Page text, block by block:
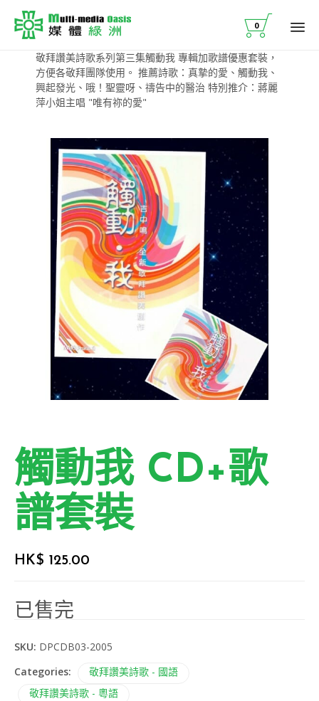

0
敬拜讚美詩歌系列第三集觸動我 專輯加歌譜優惠套裝，
方便各敬拜團隊使用。 推薦詩歌：真摯的愛、觸動我、
興起發光、哦！聖靈呀、禱告中的醫治 特別推介：蔣麗
萍小姐主唱 "唯有祢的愛"
觸動我 CD+歌
譜套裝
HK$ 125.00
已售完
SKU: DPCDB03-2005
Categories:
敬拜讚美詩歌 - 國語
敬拜讚美詩歌 - 粵語